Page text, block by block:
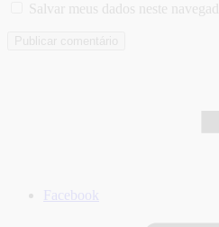
Salvar meus dados neste
Facebook